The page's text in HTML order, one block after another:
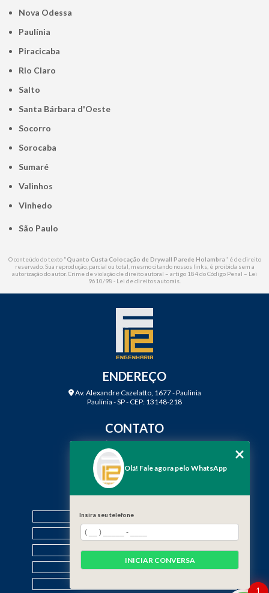
Nova Odessa
Paulínia
Piracicaba
Rio Claro
Salto
Santa Bárbara d'Oeste
Socorro
Sorocaba
Sumaré
Valinhos
Vinhedo
São Paulo
O conteúdo do texto "Quanto Custa Colocação de Drywall Parede Holambra" é de direito
reservado. Sua reprodução, parcial ou total, mesmo citando nossos links, é proibida sem a
autorização do autor. Crime de violação de direito autoral – artigo 184 do Código Penal – Lei
9610/98 - Lei de direitos autorais
ENDEREÇO
Av. Alexandre Cazelatto, 1677 - Paulinia
Paulínia - SP - CEP: 13148-218
CONTATO
(19) 3888-2923
(19) 99968-7979
contato@f12engenharia.com.br
MENU
HOME
QUEM SOMOS
SERVIÇOS
CONTATO
1
Olá! Fale agora pelo WhatsApp
Insira seu telefone
INICIAR CONVERSA